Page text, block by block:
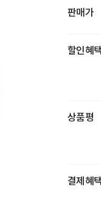
판매가
할인혜택
상품평
결제혜택